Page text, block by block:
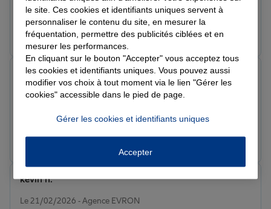
assurance chez allianz.Me Laude Stéphanie
Prendre un RDV Voir l'agence
Note de 5 sur 5
Le 08/03/2026 - Agence EVRON
Flavien O.
Prendre un RDV Voir l'agence
Le 21/02/2026 - Agence EVRON
kevin h.
le site. Ces cookies et identifiants uniques servent à
personnaliser le contenu du site, en mesurer la
fréquentation, permettre des publicités ciblées et en
mesurer les performances.
En cliquant sur le bouton "Accepter" vous acceptez tous
les cookies et identifiants uniques. Vous pouvez aussi
modifier vos choix à tout moment via le lien "Gérer les
cookies" accessible dans le pied de page.
Gérer les cookies et identifiants uniques
Accepter